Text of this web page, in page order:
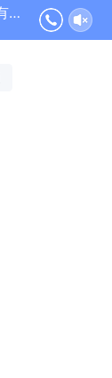
上海康谊医学教学仪器设备有限公司正在为您服务